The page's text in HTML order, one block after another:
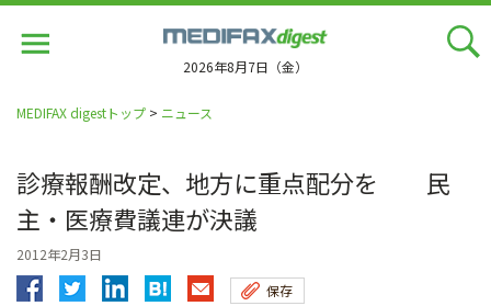
2026年8月7日（金）
MEDIFAX digestトップ > ニュース
診療報酬改定、地方に重点配分を 民
主・医療費議連が決議
2012年2月3日
保存